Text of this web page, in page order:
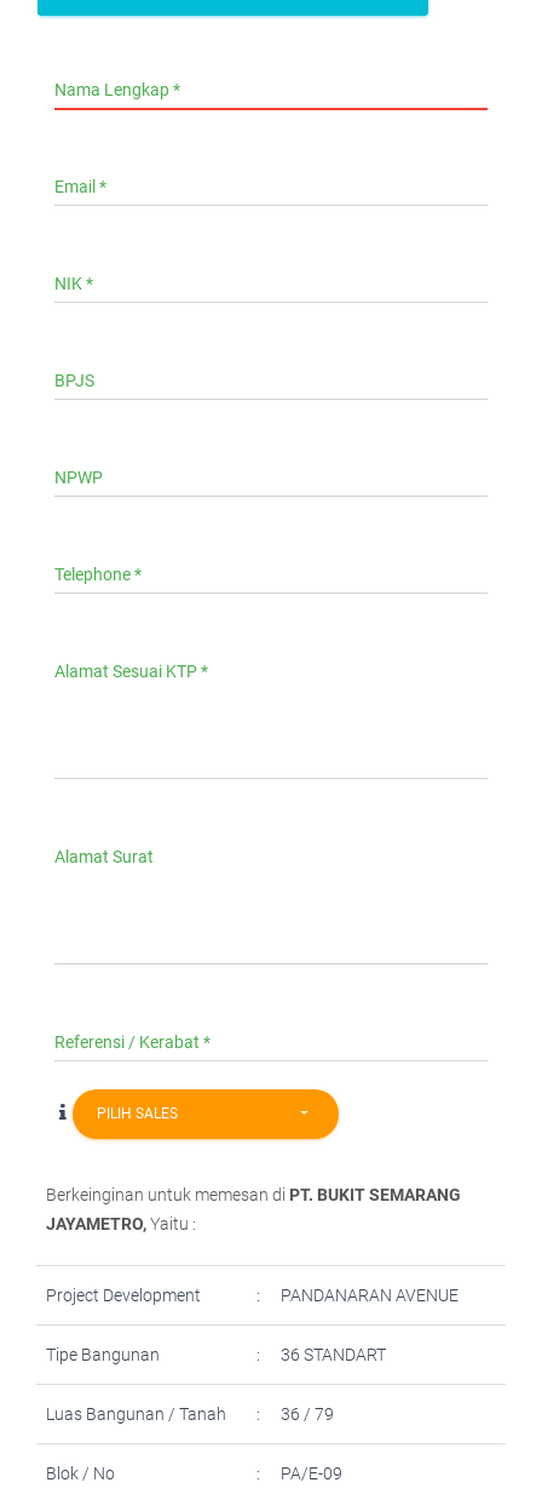
Nama Lengkap *
Email *
NIK *
BPJS
NPWP
Telephone *
Alamat Sesuai KTP *
Alamat Surat
Referensi / Kerabat *
PILIH SALES
Berkeinginan untuk memesan di PT. BUKIT SEMARANG
JAYAMETRO,Yaitu :
Project Development : PANDANARAN AVENUE
Tipe Bangunan : 36 STANDART
Luas Bangunan / Tanah : 36 / 79
Blok / No : PA/E-09